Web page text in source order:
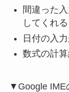
間違った
してくれる
日付の入
数式の計
▼Google IME